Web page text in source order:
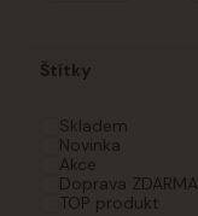
Štítky
Skladem
Novinka
Akce
Doprava ZDARMA
TOP produkt